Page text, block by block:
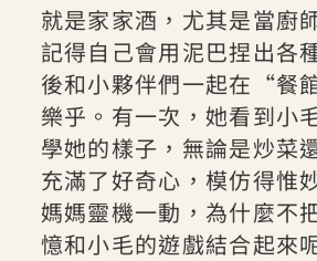
就是家家酒，尤其是當廚
記得自己會用泥巴捏出
後和小夥伴們一起在“餐
樂乎。有一次，她看到小
學她的樣子，無論是炒菜
充滿了好奇心，模仿得惟
媽媽靈機一動，為什麼不
憶和小毛的遊戲結合起來